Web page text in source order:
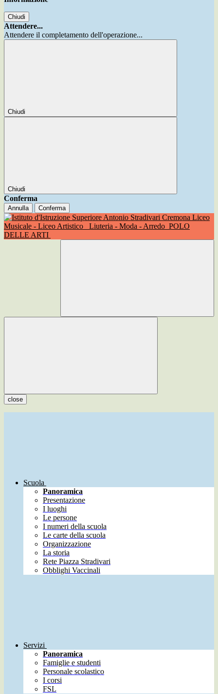
Chiudi
Attendere...
Attendere il completamento dell'operazione...
Chiudi
Chiudi
Conferma
Annulla Conferma
Liceo
Musicale - Liceo Artistico
Liuteria - Moda - Arredo POLO
DELLE ARTI
close
Scuola
Panoramica
Presentazione
I luoghi
Le persone
I numeri della scuola
Le carte della scuola
Organizzazione
La storia
Rete Piazza Stradivari
Obblighi Vaccinali
Servizi
Panoramica
Famiglie e studenti
Personale scolastico
I corsi
FSL